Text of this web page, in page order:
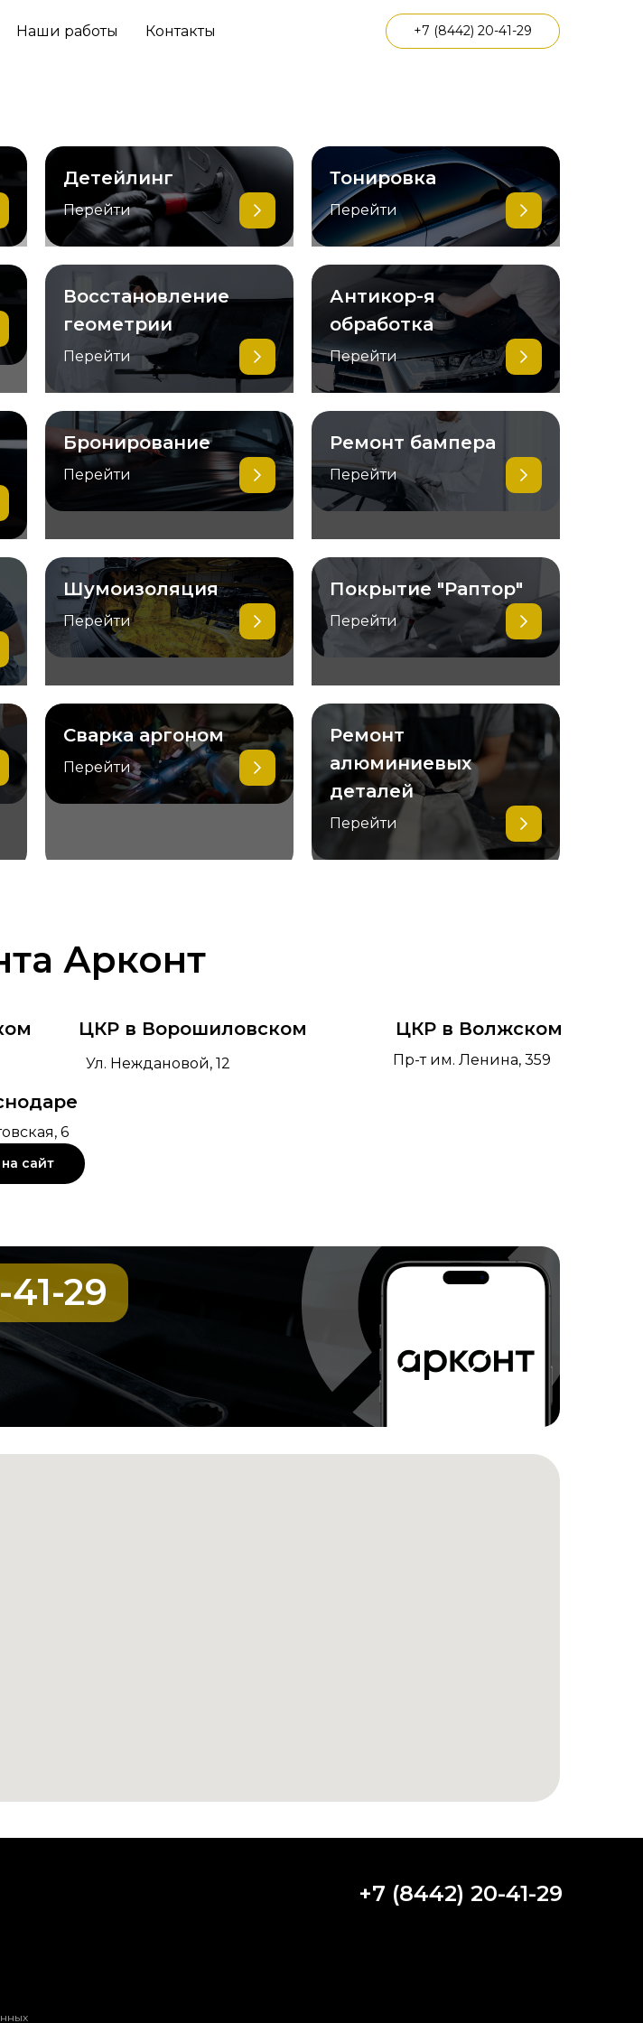
Наши работы Контакты +7 (8442) 20-41-29
Тонировка
Перейти
Детейлинг
Перейти
Антикор-я
обработка
Перейти
Восстановление
геометрии
Перейти
Ремонт бампера
Перейти
Бронирование
Перейти
Покрытие "Раптор"
Перейти
Шумоизоляция
Перейти
Ремонт
алюминиевых
деталей
Перейти
Сварка аргоном
Перейти
Арконт
Ул. Неждановой, 12
ЦКР в Волжском
Пр-т им. Ленина, 359
6
сайт
ЦКР в Ворошиловском
29
+7 (8442) 20-41-29